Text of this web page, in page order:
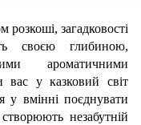
загадковості
своєю глибиною,
ароматичними
вас у казковий світ
у вмінні поєднувати
незабутній